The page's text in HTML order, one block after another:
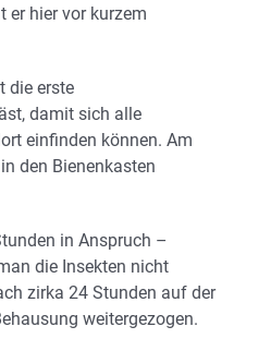
er hier vor kurzem
die erste
damit sich alle
einfinden können. Am
den Bienenkasten
in Anspruch –
die Insekten nicht
zirka 24 Stunden auf der
weitergezogen.